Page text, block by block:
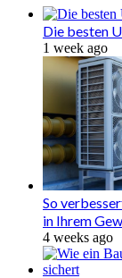
Die besten
1 week ago
So
in Ihrem
4 weeks ago